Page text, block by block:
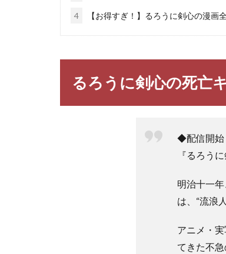
4 【お得すぎ！】るろうに剣心の漫画
るろうに剣心の死亡
◆配信開始
『るろう
明治十一
は、“流浪
アニメ・
てきた不